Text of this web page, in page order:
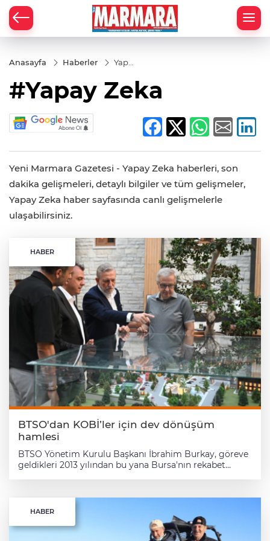
Anasayfa Haberler
Yapay
#Yapay Zeka
Yeni Marmara Gazetesi - Yapay Zeka haberleri, son
dakika gelişmeleri, detaylı bilgiler ve tüm gelişmeler,
Yapay Zeka haber sayfasında canlı gelişmelerle
ulaşabilirsiniz.
HABER
BTSO'dan KOBİ’ler için dev dönüşüm
hamlesi
BTSO Yönetim Kurulu Başkanı İbrahim Burkay, göreve
geldikleri 2013 yılından bu yana Bursa'nın rekabet
meslek kuruluşu değil, aynı zamanda Türkiye'nin en
önemli dönüşüm ve uzmanlık merkezlerinden biri
haline geldiğini vurguladı. Başkan Burkay, "Göreve
geldiğimiz 2013 yılından bu yana 16 makro projeyle
HABER